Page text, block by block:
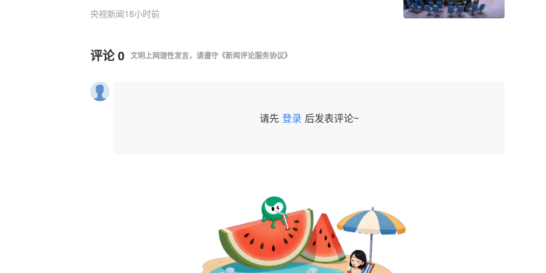
央视新闻18小时前
评论0 文明上网理性发言，请遵守 《新闻评论服务协议》
请先 登录 后发表评论~